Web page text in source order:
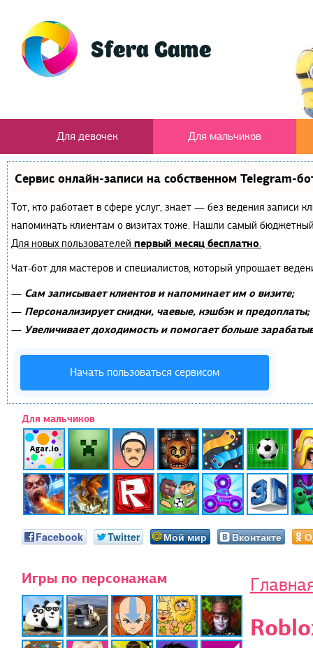
Для девочек Для мальчиков
Сервис онлайн-записи на собственном Telegram-
Тот, кто работает в сфере услуг, знает — без ведения записи
напоминать клиентам о визитах тоже. Нашли самый
Для новых пользователей первый месяц бесплатно.
Чат-бот для мастеров и специалистов, который упрощает
— Сам записывает клиентов и напоминает им о визите;
— Персонализирует скидки, чаевые, кэшбэк и предоплаты;
— Увеличивает доходимость и помогает больше
Начать пользоваться сервисом
Для мальчиков
Facebook Twitter Мой мир Вконтакте
Игры по персонажам